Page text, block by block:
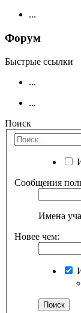
...
Форум
Быстрые ссылки
...
...
Поиск
Сообщения
Имена
Новее чем: